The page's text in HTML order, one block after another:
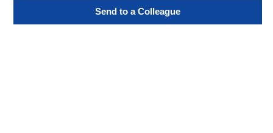
Send to a Colleague